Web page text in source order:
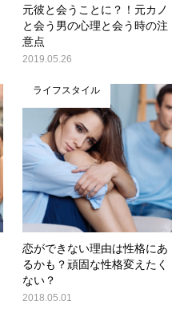
元彼と会うことに？！元カノ
と会う男の心理と会う時の注
意点
2019.05.26
ライフスタイル
恋ができない理由は性格にあ
るかも？頑固な性格変えたく
ない？
2018.05.01